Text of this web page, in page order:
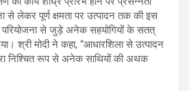
से लेकर पूर्ण क्षमता पर उत्पादन तक की इस
परियोजना से जुड़े अनेक सहयोगियों के सतत्
श्री मोदी ने कहा, “आधारशिला से उत्पादन
निश्चित रूप से अनेक साथियों की अथक